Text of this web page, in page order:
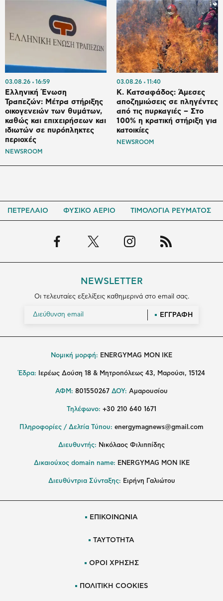
03.08.26 16:59
Ελληνική Ένωση
Τραπεζών: Μέτρα στήριξης
οικογενειών των θυμάτων,
καθώς και επιχειρήσεων και
ιδιωτών σε πυρόπληκτες
περιοχές
NEWSROOM
03.08.26 11:40
Κ. Κατσαφάδος: Άμεσες
αποζημιώσεις σε πληγέντες
από τις πυρκαγιές – Στο
100% η κρατική στήριξη για
κατοικίες
NEWSROOM
ΠΕΤΡΕΛΑΙΟ ΦΥΣΙΚΟ ΑΕΡΙΟ ΤΙΜΟΛΟΓΙΑ ΡΕΥΜΑΤΟΣ
NEWSLETTER
Οι τελευταίες εξελίξεις καθημερινά στο email σας.
ΕΓΓΡΑΦΗ
Νομική μορφή: ENERGYMAG MON IKE
Έδρα: Ιερέως Δούση 18 & Μητροπόλεως 43, Μαρούσι, 15124
ΑΦΜ: 801550267 ΔΟΥ: Αμαρουσίου
Τηλέφωνο: +30 210 640 1671
Πληροφορίες / Δελτία Τύπου: energymagnews@gmail.com
Διευθυντής: Νικόλαος Φιλιππίδης
Δικαιούχος domain name: ENERGYMAG ΜΟΝ ΙΚΕ
Διευθύντρια Σύνταξης: Ειρήνη Γαλιώτου
ΕΠΙΚΟΙΝΩΝΙΑ
ΤΑΥΤΟΤΗΤΑ
ΟΡΟΙ ΧΡΗΣΗΣ
ΠΟΛΙΤΙΚΗ COOKIES